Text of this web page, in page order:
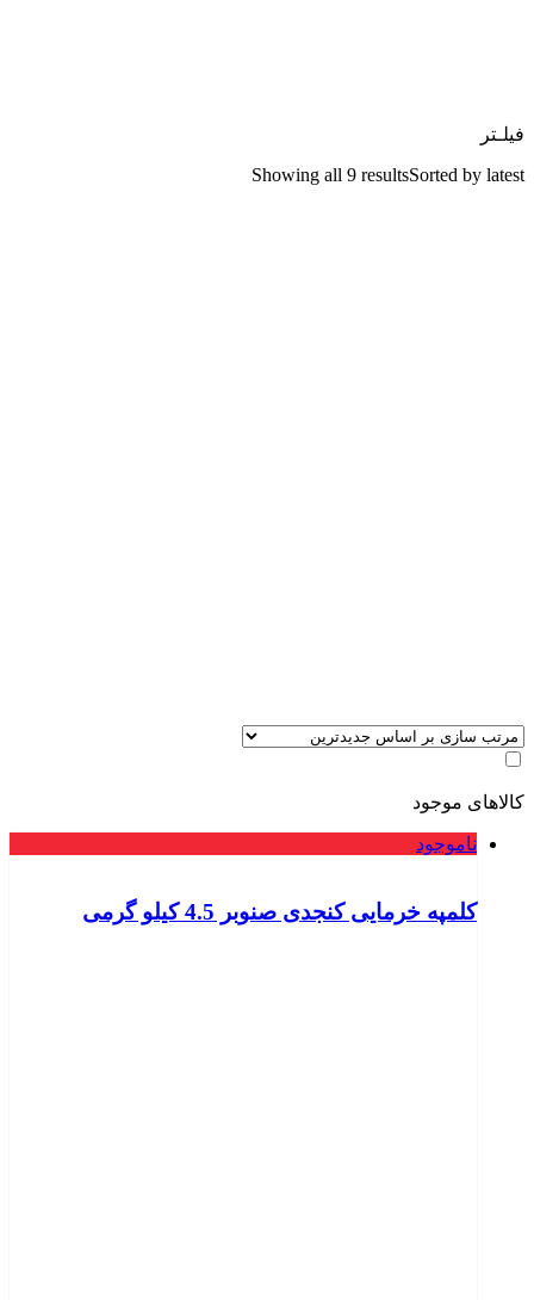
فیلـتر
Showing all 9 resultsSorted by latest
کالاهای موجود
ناموجود
کلمپه خرمایی کنجدی صنوبر 4.5 کیلو گرمی